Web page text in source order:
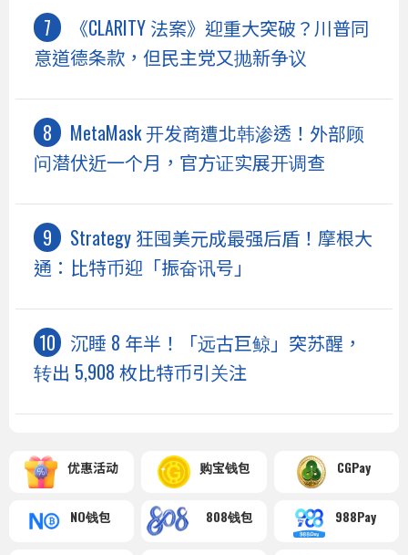
《CLARITY 法案》迎重大突破？川普同
意道德条款，但民主党又抛新争议
MetaMask 开发商遭北韩渗透！外部顾
问潜伏近一个月，官方证实展开调查
Strategy 狂囤美元成最强后盾！摩根大
通：比特币迎「振奋讯号」
沉睡 8 年半！「远古巨鲸」突苏醒，
转出 5,908 枚比特币引关注
优惠活动 购宝钱包 CGPay
NO钱包 808钱包 988Pay